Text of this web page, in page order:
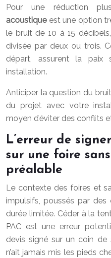
Pour une réduction
acoustiqueest une option
le bruit de 10 à 15
divisée par deux ou trois.
départ, assurent la paix
installation.
Anticiper la question du
du projet avec votre
moyen d’éviter des conflits
L’erreur de
sur une foire
préalable
Le contexte des foires et
impulsifs, poussés par
durée limitée. Céder à la
PAC est une erreur
devis signé sur un coin de
n’ait jamais mis les pieds